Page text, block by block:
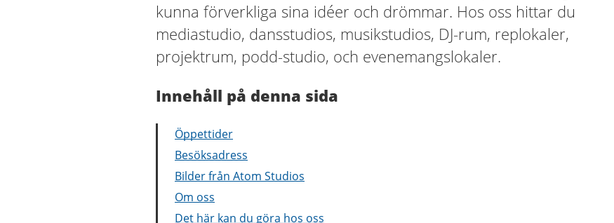
kunna förverkliga sina idéer och drömmar. Hos oss hittar du
mediastudio, dansstudios, musikstudios, DJ-rum, replokaler,
projektrum, podd-studio, och evenemangslokaler.
Innehåll på denna sida
Öppettider
Besöksadress
Bilder från Atom Studios
Om oss
Det här kan du göra hos oss